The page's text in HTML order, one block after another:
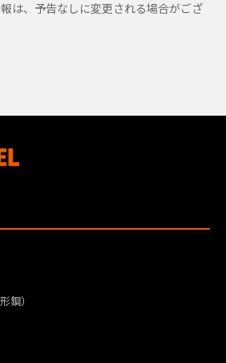
は、予告なしに変更される場合がござ
鋼）